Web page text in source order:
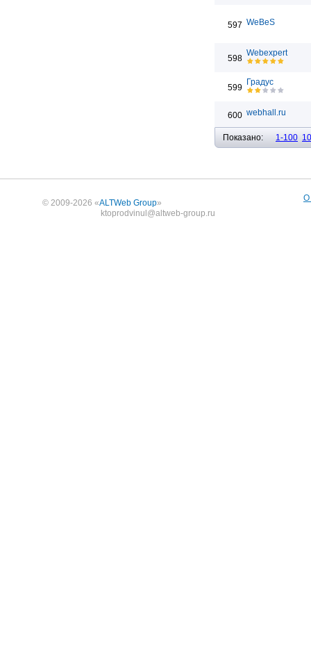
597 WeBeS
598
Webexpert
599
Градус
600 webhall.ru
Показано: 1-100
© 2009-2026 «ALTWeb Group»
ktoprodvinul@altweb-group.ru
О